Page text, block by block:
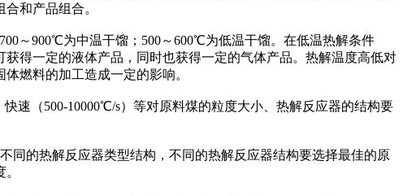
和产品组合。
～900℃为中温干馏；500～600℃为低温干馏。在低温热解条件
得一定的液体产品，同时也获得一定的气体产品。热解温度高低对
燃料的加工造成一定的影响。
（500-10000℃/s）等对原料煤的粒度大小、热解反应器的结构要
同的热解反应器类型结构，不同的热解反应器结构要选择最佳的原